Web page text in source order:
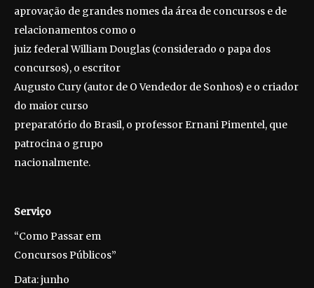
aprovação de grandes nomes da área de concursos e de
relacionamentos como o
juiz federal William Douglas (considerado o papa dos
concursos), o escritor
Augusto Cury (autor de O Vendedor de Sonhos) e o criador
do maior curso
preparatório do Brasil, o professor Ernani Pimentel, que
patrocina o grupo
nacionalmente.
Serviço
“Como Passar em
Concursos Públicos”
Data: junho